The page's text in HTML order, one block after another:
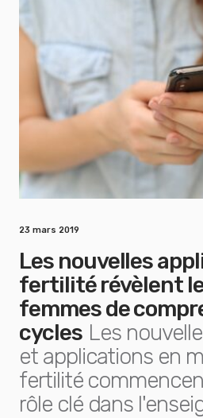
23 mars 2019
Les nouvelles
fertilité révèlent
femmes de
cycles Les
et applications en
fertilité
rôle clé dans